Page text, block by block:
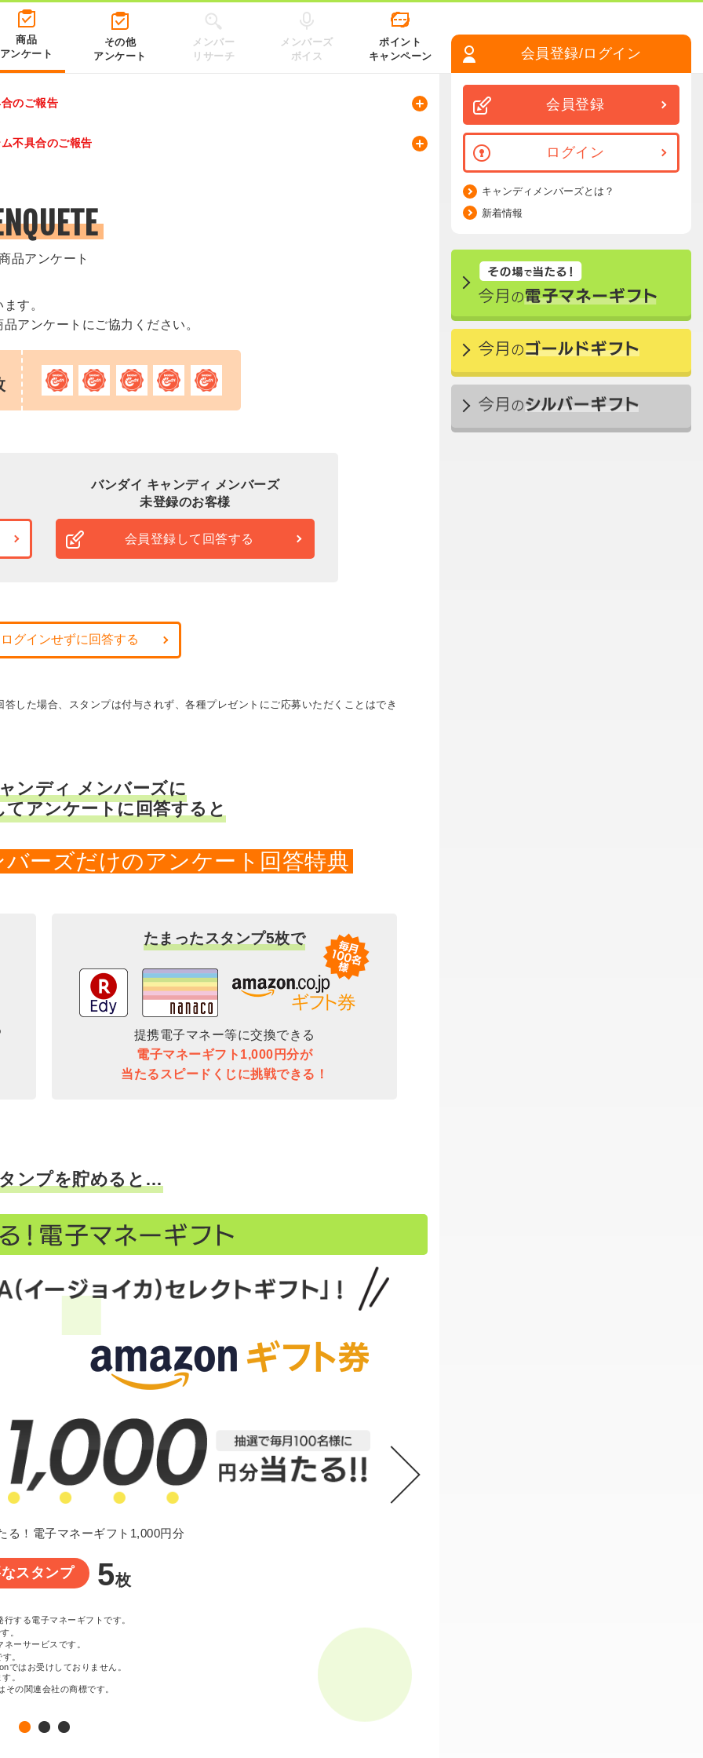
商品
アンケート
その他
アンケート
メンバー
リサーチ
メンバーズ
ボイス
ポイント
キャンペーン
のご報告
不具合のご報告
品アンケート
す。
アンケートにご協力ください。
バンダイ キャンディ メンバーズ
未登録のお客様
会員登録して回答する
グインせずに回答する
した場合、スタンプは付与されず、各種プレゼントにご応募いただくことはでき
ンディ メンバーズに
アンケートに回答すると
ーズだけのアンケート回答特典
たまったスタンプ5枚で
提携電子マネー等に交換できる
電子マネーギフト1,000円分が
当たるスピードくじに挑戦できる！
ンプを貯めると…
る！電子マネーギフト1,000円分
スタンプ 5枚
する電子マネーギフトです。
。
ーサービスです。
。
ではお受けしておりません。
。
の関連会社の商標です。
会員登録/ログイン
会員登録
ログイン
キャンディメンバーズとは？
新着情報